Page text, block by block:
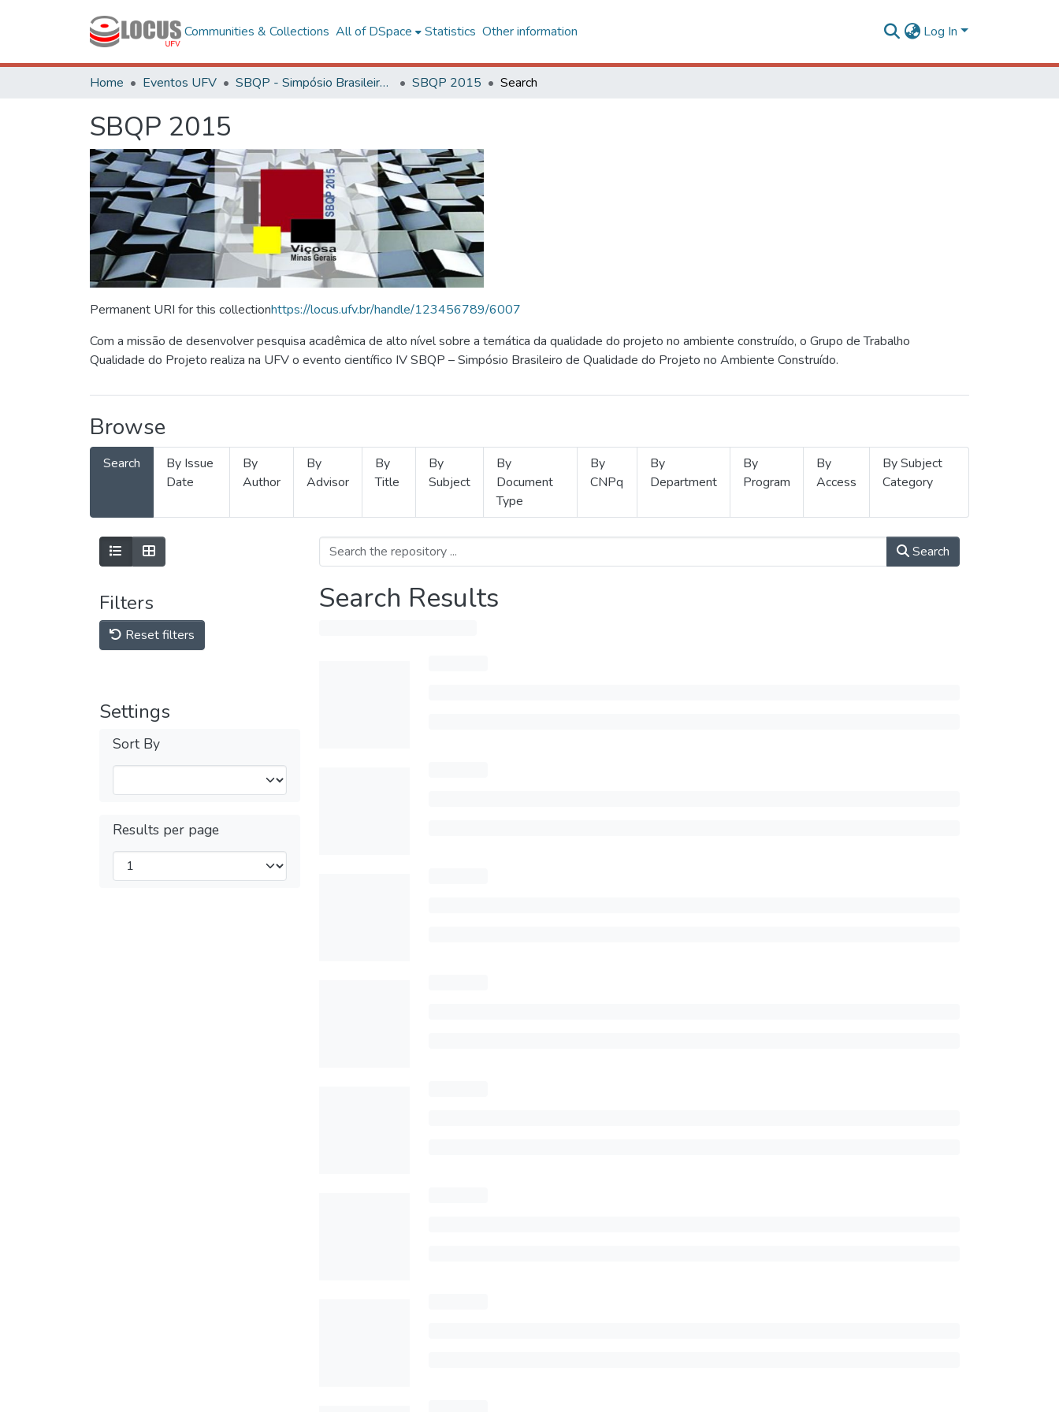
Communities & Collections All of DSpace Statistics Other information Log In
Home Eventos UFV SBQP - Simpósio Brasileiro de Qualidade do Projeto no Ambiente Construído SBQP 2015 Search
SBQP 2015
Permanent URI for this collectionhttps://locus.ufv.br/handle/123456789/6007
Com a missão de desenvolver pesquisa acadêmica de alto nível sobre a temática da qualidade do projeto no ambiente construído, o Grupo de Trabalho
Qualidade do Projeto realiza na UFV o evento científico IV SBQP – Simpósio Brasileiro de Qualidade do Projeto no Ambiente Construído.
Browse
Search
By Issue
Date
By
Author
By
Advisor
By
Title
By
Subject
By
Document
Type
By
CNPq
By
Department
By
Program
By
Access
By Subject
Category
Filters
Reset filters
Settings
Sort By
Results per page
Search
Search Results